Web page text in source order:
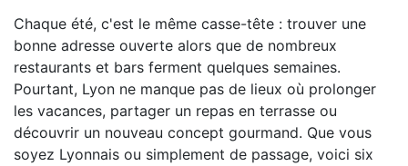
Chaque été, c'est le même casse-tête : trouver une
bonne adresse ouverte alors que de nombreux
restaurants et bars ferment quelques semaines.
Pourtant, Lyon ne manque pas de lieux où prolonger
les vacances, partager un repas en terrasse ou
découvrir un nouveau concept gourmand. Que vous
soyez Lyonnais ou simplement de passage, voici six